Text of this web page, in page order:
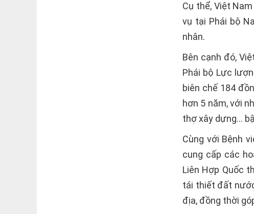
Cụ thể, Việt
vụ tại Phái bộ
nhân.
Bên cạnh đó,
Phái bộ Lực
biên chế 184
hơn 5 năm, với
thợ xây dựng…
Cùng với Bệnh
cung cấp các
Liên Hợp Quốc
tái thiết đất
địa, đồng thời